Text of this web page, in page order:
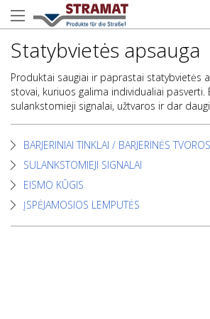
Statybvietės apsauga
Produktai saugiai ir paprastai statybvietės
stovai, kuriuos galima individualiai pasverti.
sulankstomieji signalai, užtvaros ir dar
BARJERINIAI TINKLAI / BARJERINĖS TVOROS
SULANKSTOMIEJI SIGNALAI
EISMO KŪGIS
ĮSPĖJAMOSIOS LEMPUTĖS